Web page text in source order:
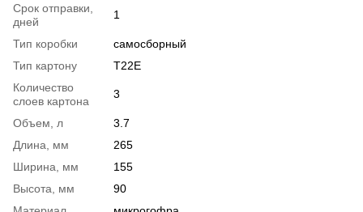
Срок отправки,
дней
1
Тип коробки
самосборный
Тип картону
T22E
Количество
слоев картона
3
Объем, л
3.7
Длина, мм
265
Ширина, мм
155
Высота, мм
90